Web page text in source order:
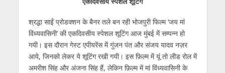
s
A
p
p
o
o
k
er gr
a
m
e
n
g
er
e
dI
n
l
श्रद्धा साईं प्रोडक्‍शन के बैनर तले बन रही भोजपुरी फिल्‍म ‘जय मां
विंध्‍यवासिनी’ की एकदिवसीय स्पेशल शूटिंग आज मुंबई में सम्पन्न हो
गयी। इस दौरान गेस्ट एपीयरेंस में गुंजन पंत और संजय यादव नज़र
आये, जिनको लेकर ये शूटिंग रखी गयी। इस फ़िल्म में यूं तो लीड रोल में
अमरीश सिंह और अंजना सिंह हैं, लेकिन फ़िल्म में मां विंध्यवासिनी के